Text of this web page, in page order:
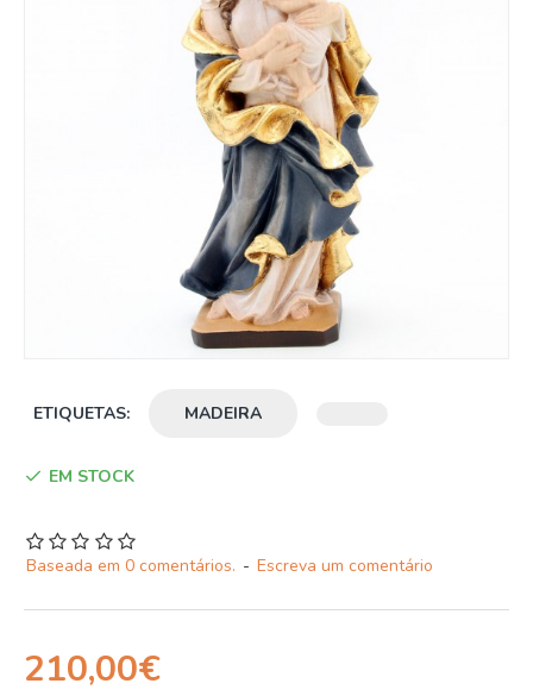
ETIQUETAS: MADEIRA
EM STOCK
Baseada em 0 comentários. - Escreva um comentário
210,00€